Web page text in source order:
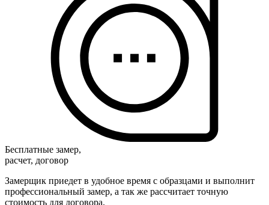
Бесплатные замер,
расчет, договор
Замерщик приедет в удобное время с образцами и выполнит
профессиональный замер, а так же рассчитает точную
стоимость для договора.